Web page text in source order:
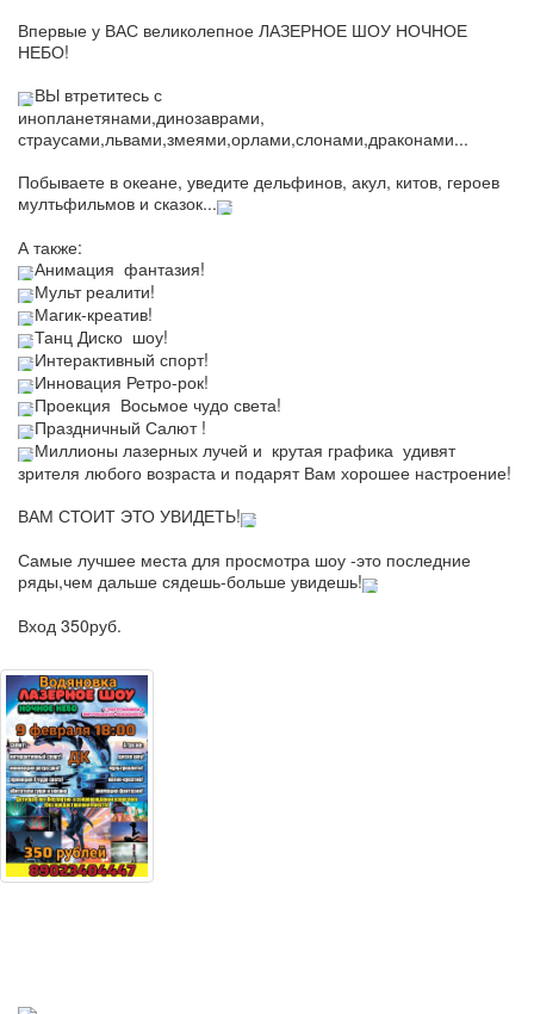
Впервые у ВАС великолепное ЛАЗЕРНОЕ ШОУ НОЧНОЕ
НЕБО!
ВЫ втретитесь с
инопланетянами,динозаврами,
страусами,львами,змеями,орлами,слонами,драконами...
Побываете в океане, уведите дельфинов, акул, китов, героев
мултьфильмов и сказок...
А также:
Анимация  фантазия!
Мульт реалити!
Магик-креатив!
Танц Диско  шоу!
Интерактивный спорт!
Инновация Ретро-рок!
Проекция  Восьмое чудо света!
Праздничный Салют !
Миллионы лазерных лучей и  крутая графика  удивят
зрителя любого возраста и подарят Вам хорошее настроение!
ВАМ СТОИТ ЭТО УВИДЕТЬ!
Самые лучшее места для просмотра шоу -это последние
ряды,чем дальше сядешь-больше увидешь!
Вход 350руб.